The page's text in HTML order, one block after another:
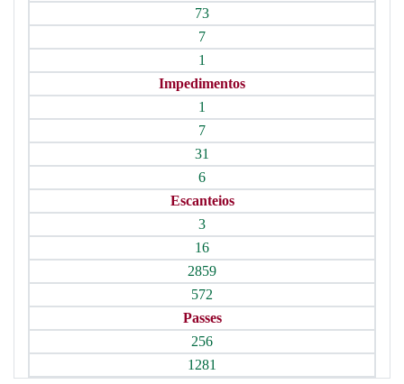
73
7
1
Impedimentos
1
7
31
6
Escanteios
3
16
2859
572
Passes
256
1281